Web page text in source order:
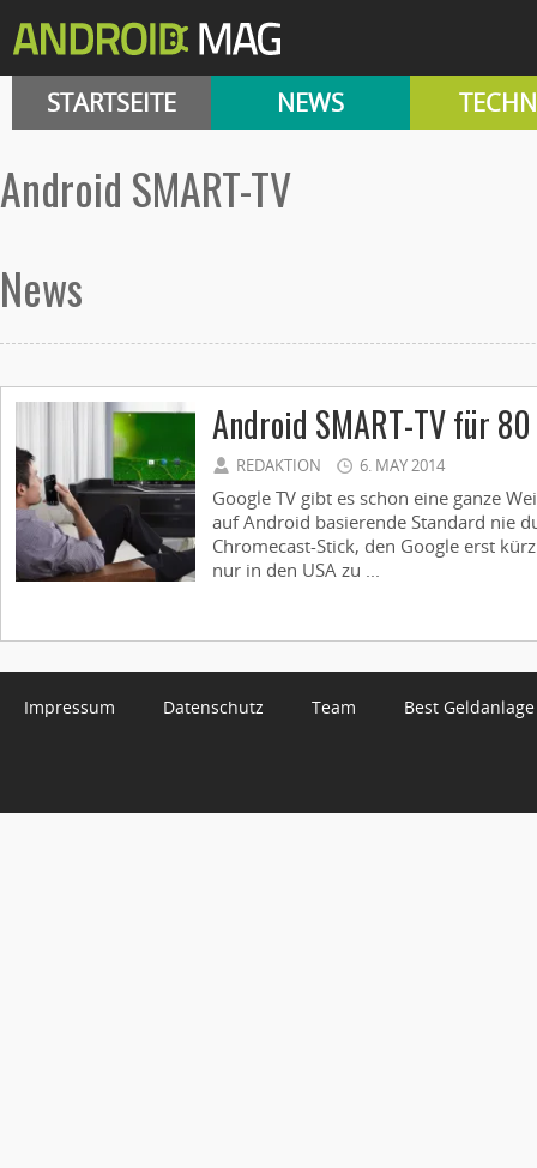
STARTSEITE NEWS
Android SMART-TV
News
Android SMART-TV für
REDAKTION 6. MAY 2014
Google TV gibt es schon eine ganze
auf Android basierende Standard nie
Chromecast-Stick, den Google erst
nur in den USA zu ...
Impressum Datenschutz Team Best Geldanlage